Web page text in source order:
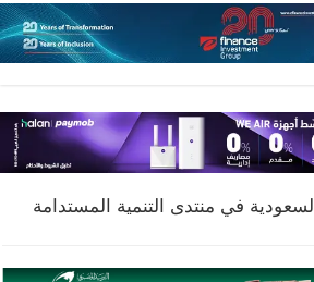
السعودية في منتدى التنمية المستدامة